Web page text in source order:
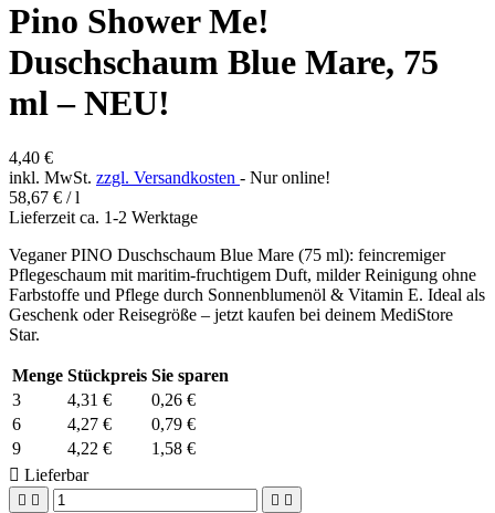
Pino Shower Me!
Duschschaum Blue Mare, 75
ml – NEU!
4,40 €
inkl. MwSt. zzgl. Versandkosten - Nur online!
58,67 € / l
Lieferzeit ca. 1-2 Werktage
Veganer PINO Duschschaum Blue Mare (75 ml): feincremiger
Pflegeschaum mit maritim-fruchtigem Duft, milder Reinigung ohne
Farbstoffe und Pflege durch Sonnenblumenöl & Vitamin E. Ideal als
Geschenk oder Reisegröße – jetzt kaufen bei deinem MediStore
Star.
Menge Stückpreis Sie sparen
3
4,31 €
0,26 €
6
4,27 €
0,79 €
9
4,22 €
1,58 €
 Lieferbar
   